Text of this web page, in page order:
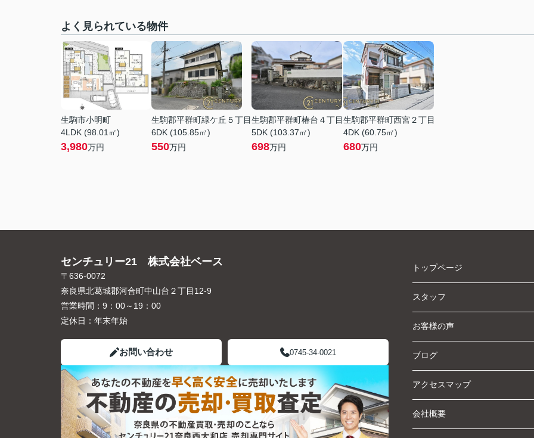
よく見られている物件
生駒市小明町
4LDK (98.01㎡)
3,980万円
生駒郡平群町緑ケ丘５丁目
6DK (105.85㎡)
550万円
生駒郡平群町椿台４丁目
5DK (103.37㎡)
698万円
生駒郡平群町西宮２丁目
4DK (60.75㎡)
680万円
センチュリー21 株式会社ベース
〒636-0072
奈良県北葛城郡河合町中山台２丁目12-9
営業時間： 9：00～19：00
定休日： 年末年始
お問い合わせ 0745-34-0021
トップページ
スタッフ
お客様の声
ブログ
アクセスマップ
会社概要